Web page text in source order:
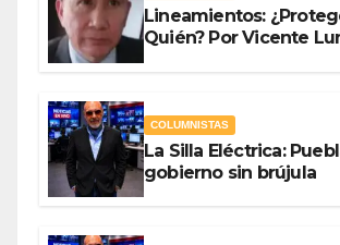
Lineamientos:
Quién? Por Vicente
COLUMNISTAS
La Silla Eléctrica:
gobierno sin brújula